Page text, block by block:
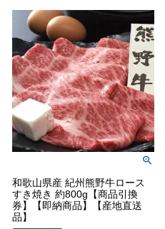
和歌山県産 紀州熊野牛ロース
すき焼き 約800g【商品引換
券】【即納商品】【産地直送
品】